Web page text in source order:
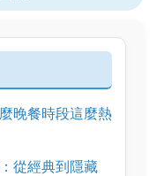
晚餐時段這麼熱
從經典到隱藏